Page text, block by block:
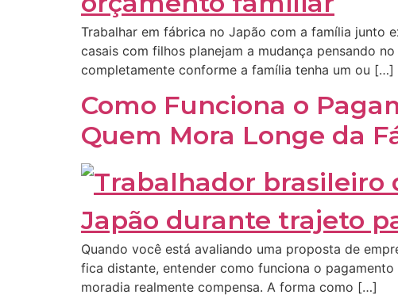
Trabalhar em fábrica no Japão com a família junto
casais com filhos planejam a mudança pensando
completamente conforme a família tenha um ou […]
Como Funciona o
Quem Mora Longe da
Quando você está avaliando uma proposta de
fica distante, entender como funciona o
moradia realmente compensa. A forma como […]